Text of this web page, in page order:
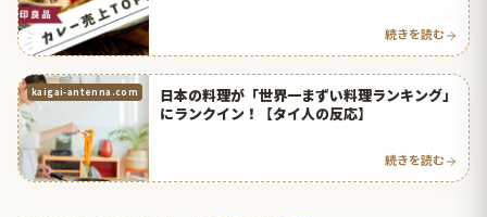
続きを読む
kaigai-antenna.com
日本の料理が「世界一まずい料理ランキング」
にランクイン！【タイ人の反応】
続きを読む